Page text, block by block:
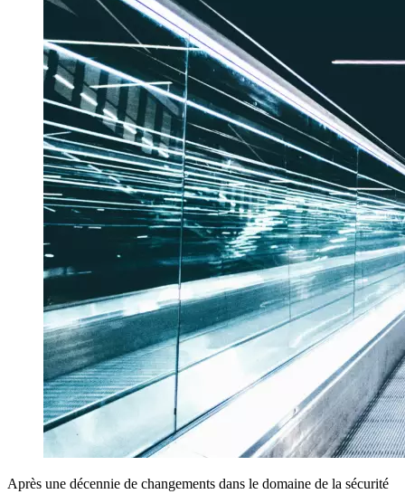
Après une décennie de changements dans le domaine de la sécurité